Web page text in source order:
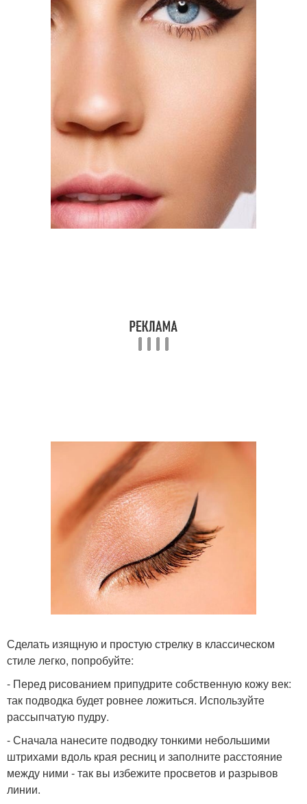
Сделать изящную и простую стрелку в классическом
стиле легко, попробуйте:
- Перед рисованием припудрите собственную кожу век:
так подводка будет ровнее ложиться. Используйте
рассыпчатую пудру.
- Сначала нанесите подводку тонкими небольшими
штрихами вдоль края ресниц и заполните расстояние
между ними - так вы избежите просветов и разрывов
линии.